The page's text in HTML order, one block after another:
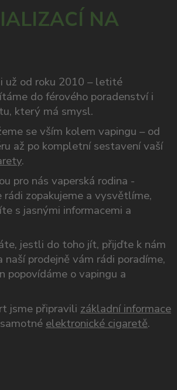
NA
už od roku 2010 – letité
do férového poradenství i
který má smysl.
se vším kolem vapingu – od
až po kompletní sestavení vaší
.
pro nás vaperská rodina -
zopakujeme a vysvětlíme,
s jasnými informacemi a
jestli do toho jít, přijďte k nám
naší prodejně vám rádi poradíme,
popovídáme o vapingu a
jsme připravili základní informace
elektronické cigaretě.